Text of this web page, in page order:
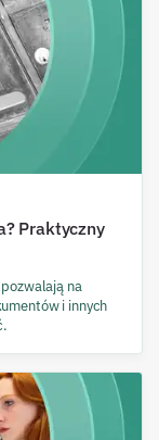
Praktyczny
na
i innych